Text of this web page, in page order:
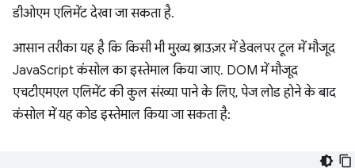
डीओएम एलिमेंट देखा जा सकता है.
आसान तरीका यह है कि किसी भी मुख्य ब्राउज़र में डेवलपर टूल में मौजूद
JavaScript कंसोल का इस्तेमाल किया जाए. DOM में मौजूद
एचटीएमएल एलिमेंट की कुल संख्या पाने के लिए, पेज लोड होने के बाद
कंसोल में यह कोड इस्तेमाल किया जा सकता है: